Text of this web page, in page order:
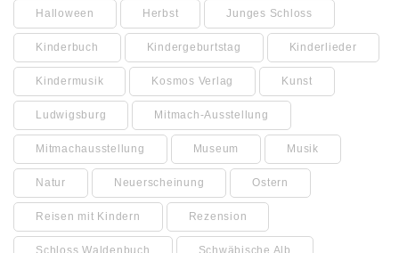
Halloween Herbst Junges Schloss
Kinderbuch Kindergeburtstag Kinderlieder
Kindermusik Kosmos Verlag Kunst
Ludwigsburg Mitmach-Ausstellung
Mitmachausstellung Museum Musik
Natur Neuerscheinung Ostern
Reisen mit Kindern Rezension
Schloss Waldenbuch Schwäbische Alb